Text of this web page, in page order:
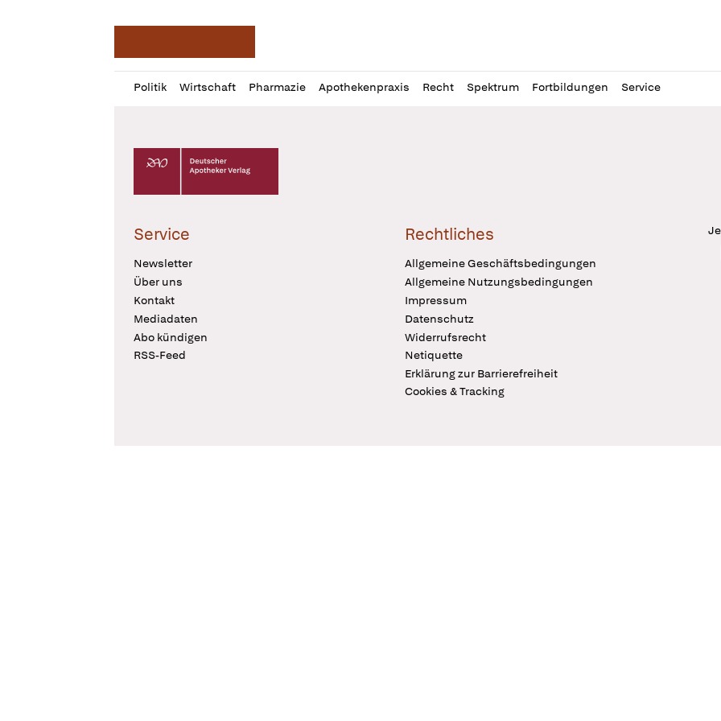
Politik Wirtschaft Pharmazie Apothekenpraxis Recht Spektrum Fortbildungen Service
Profil
öffnen
Daz
Pur
Deutscher Apotheker Verlag Logo
Service
Newsletter
Über uns
Kontakt
Mediadaten
Abo kündigen
RSS-Feed
Rechtliches
Allgemeine Geschäftsbedingungen
Allgemeine Nutzungsbedingungen
Impressum
Datenschutz
Widerrufsrecht
Netiquette
Erklärung zur Barrierefreiheit
Cookies & Tracking